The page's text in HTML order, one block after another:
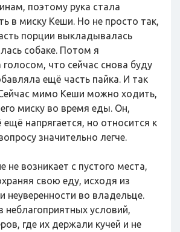
поэтому рука стала
в миску Кеши. Но не просто так,
порции выкладывалась
собаке. Потом я
что сейчас снова буду
ещё часть пайка. И так
мимо Кеши можно ходить,
миску во время еды. Он,
ещё напрягается, но относится к
значительно легче.
не возникает с пустого места,
свою еду, исходя из
неуверенности во владельце.
неблагоприятных условий,
где их держали кучей и не